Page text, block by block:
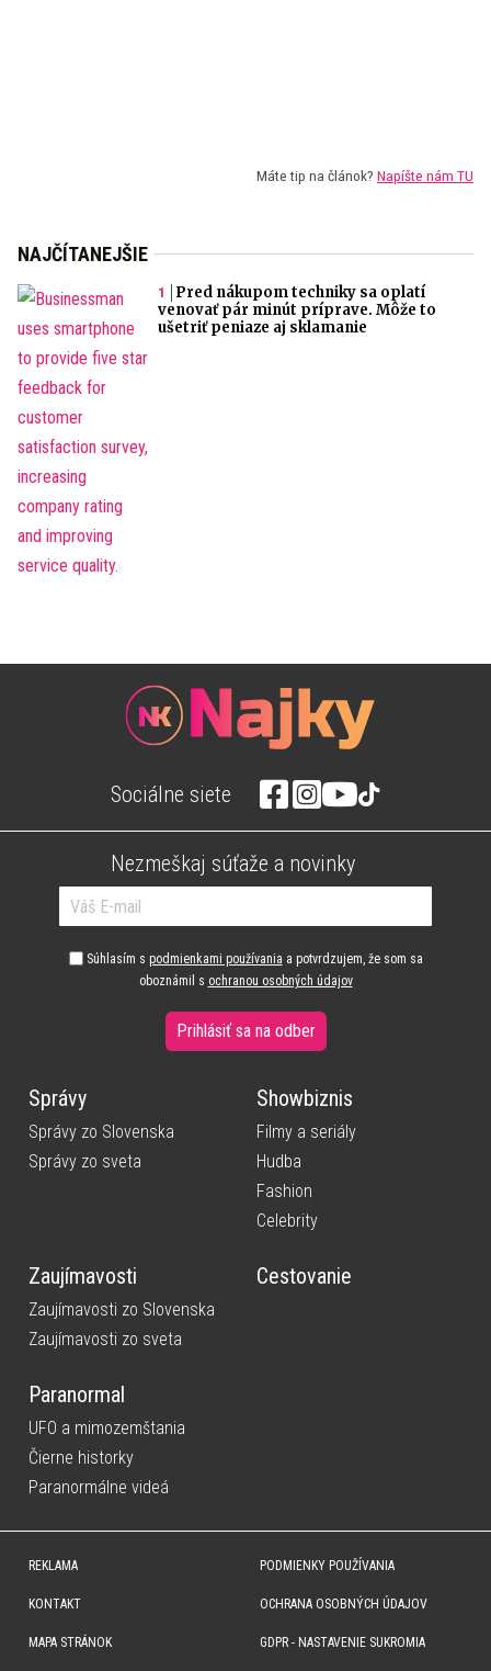
Máte tip na článok? Napíšte nám TU
NAJČÍTANEJŠIE
Pred nákupom techniky sa oplatí
venovať pár minút príprave. Môže to
ušetriť peniaze aj sklamanie
Sociálne siete
Nezmeškaj súťaže a novinky
Súhlasím s podmienkami používania a potvrdzujem, že som sa
oboznámil s ochranou osobných údajov
Prihlásiť sa na odber
Správy
Správy zo Slovenska
Správy zo sveta
Showbiznis
Filmy a seriály
Hudba
Fashion
Celebrity
Zaujímavosti
Zaujímavosti zo Slovenska
Zaujímavosti zo sveta
Cestovanie
Paranormal
UFO a mimozemštania
Čierne historky
Paranormálne videá
REKLAMA
KONTAKT
MAPA STRÁNOK
PODMIENKY POUŽÍVANIA
OCHRANA OSOBNÝCH ÚDAJOV
GDPR - NASTAVENIE SUKROMIA